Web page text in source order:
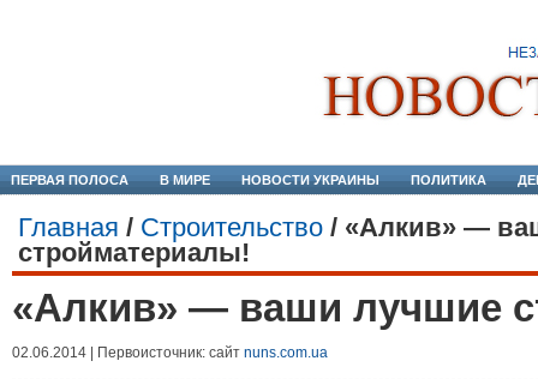
ПЕРВАЯ ПОЛОСА В МИРЕ НОВОСТИ УКРАИНЫ ПОЛИТИКА
Главная / Строительство / «Алкив» —
стройматериалы!
«Алкив» — ваши лучшие
02.06.2014 | Первоисточник: сайт nuns.com.ua